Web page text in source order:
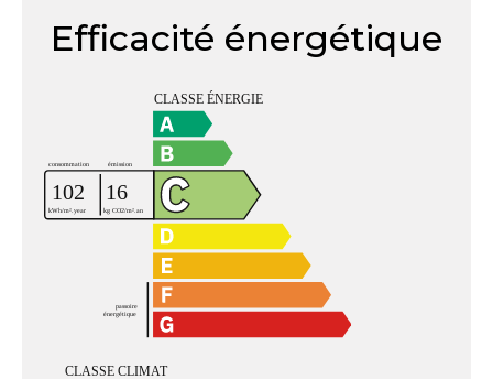
Efficacité énergétique